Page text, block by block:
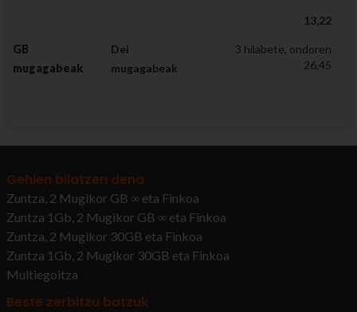
GB
mugagabeak
Dei
mugagabeak
13,22
3 hilabete, ondoren
26,45
Gehien bilatzen dena
Zuntza, 2 Mugikor GB ∞ eta Finkoa
Zuntza 1Gb, 2 Mugikor GB ∞ eta Finkoa
Zuntza, 2 Mugikor 30GB eta Finkoa
Zuntza 1Gb, 2 Mugikor 30GB eta Finkoa
Multiegoitza
Beste zerbitzu batzuk